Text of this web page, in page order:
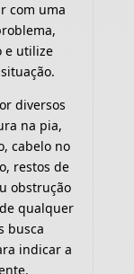
com uma
e utilize
diversos
na pia,
cabelo no
restos de
obstrução
qualquer
busca
indicar a